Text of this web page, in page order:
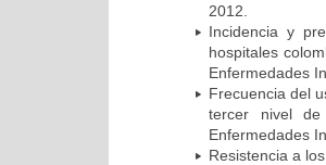
2012.
Incidencia y
hospitales
Enfermedades
Frecuencia del
tercer nivel de
Enfermedades
Resistencia a